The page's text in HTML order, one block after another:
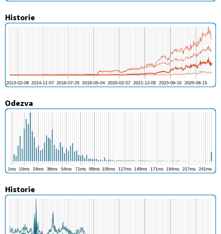
Historie
Odezva
Historie